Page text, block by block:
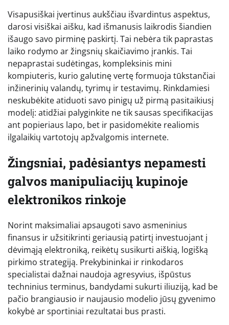
Visapusiškai įvertinus aukščiau išvardintus aspektus,
darosi visiškai aišku, kad išmanusis laikrodis šiandien
išaugo savo pirminę paskirtį. Tai nebėra tik paprastas
laiko rodymo ar žingsnių skaičiavimo įrankis. Tai
nepaprastai sudėtingas, kompleksinis mini
kompiuteris, kurio galutinę vertę formuoja tūkstančiai
inžinerinių valandų, tyrimų ir testavimų. Rinkdamiesi
neskubėkite atiduoti savo pinigų už pirmą pasitaikiusį
modelį: atidžiai palyginkite ne tik sausas specifikacijas
ant popieriaus lapo, bet ir pasidomėkite realiomis
ilgalaikių vartotojų apžvalgomis internete.
Žingsniai, padėsiantys nepamesti
galvos manipuliacijų kupinoje
elektronikos rinkoje
Norint maksimaliai apsaugoti savo asmeninius
finansus ir užsitikrinti geriausią patirtį investuojant į
dėvimąją elektroniką, reikėtų susikurti aiškią, logišką
pirkimo strategiją. Prekybininkai ir rinkodaros
specialistai dažnai naudoja agresyvius, išpūstus
techninius terminus, bandydami sukurti iliuziją, kad be
pačio brangiausio ir naujausio modelio jūsų gyvenimo
kokybė ar sportiniai rezultatai bus prasti.